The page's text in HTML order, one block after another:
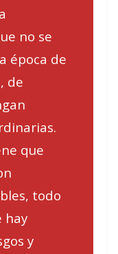
no se
época de
de
que
todo
hay
y